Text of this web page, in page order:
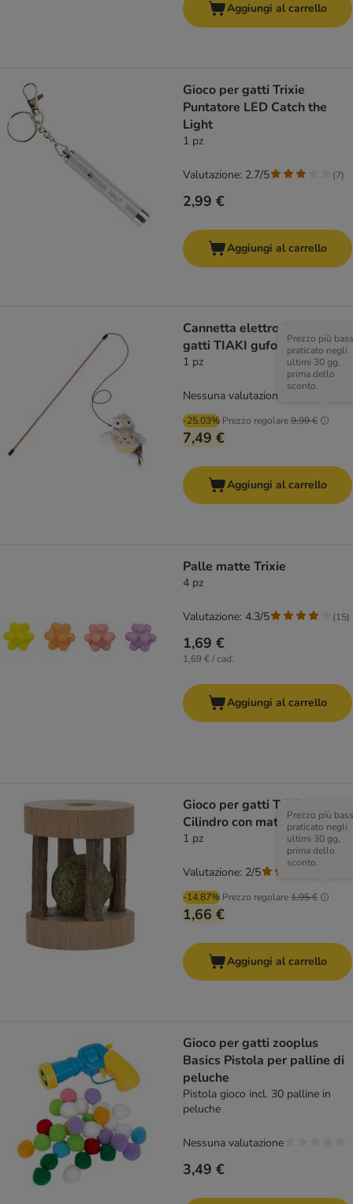
Aggiungi al carrello
Gioco per gatti Trixie
Puntatore LED Catch the
Light
1 pz
2,99 €
Valutazione: 2.7/5 (7)
Aggiungi al carrello
Cannetta elettronica per
gatti TIAKI gufo con piume
1 pz
-25.03% Prezzo regolare9,99 €
Prezzo più
praticato negli
ultimi 30 gg,
prima dello
sconto.
7,49 €
Nessuna valutazione
Aggiungi al carrello
Palle matte Trixie
4 pz
1,69 €
1,69 € / cad.
Valutazione: 4.3/5 (15)
Aggiungi al carrello
Gioco per gatti Trixie
Cilindro con matatabi
1 pz
-14.87% Prezzo regolare1,95 €
Prezzo più
praticato negli
ultimi 30 gg,
prima dello
sconto.
1,66 €
Valutazione: 2/5
Aggiungi al carrello
Gioco per gatti zooplus
Basics Pistola per palline di
peluche
Pistola gioco incl. 30 palline in
peluche
3,49 €
Nessuna valutazione